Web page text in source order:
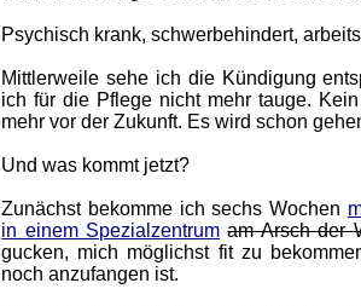
Psychisch krank, schwerbehindert,
Mittlerweile sehe ich die Kündigung
ich für die Pflege nicht mehr tauge.
mehr vor der Zukunft. Es wird schon
Und was kommt jetzt?
Zunächst bekomme ich sechs Wochen
in einem Spezialzentrum am Arsch der
gucken, mich möglichst fit zu
noch anzufangen ist.